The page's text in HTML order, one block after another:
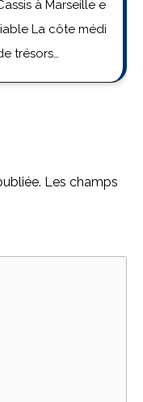
à Marseille e
La côte médi
trésors…
Les champs